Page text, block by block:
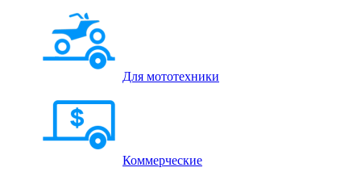
Для мототехники
Коммерческие